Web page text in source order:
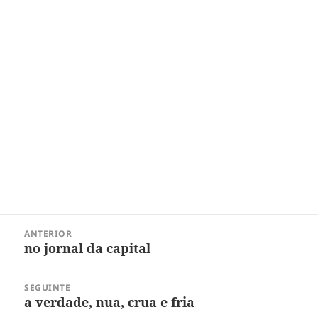
ANTERIOR
Post
no jornal da capital
SEGUINTE
Próximo
a verdade, nua, crua e fria